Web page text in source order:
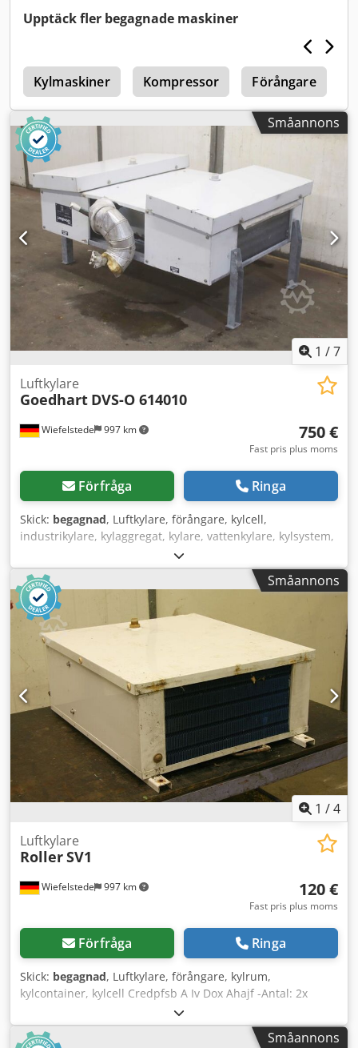
Upptäck fler begagnade maskiner
Kylmaskiner Kompressor Förångare
Småannons
1 /7
Wiefelstede 997 km
Luftkylare
Goedhart DVS-O 614010
750 €
Fast pris plus moms
Förfråga Ringa
Skick: begagnad, Luftkylare, förångare, kylcell,
industrikylare, kylaggregat, kylare, vattenkylare, kylsystem,
kylning, kylrum, kylcontainer, kylcell, värmeväxlare Csdpfx
Aeqva Nyohaorf -Tillverkare: Goedhart, industrikylare typ
DVS-O 614010 -Fläktdiameter: 400 mm -Driftstryck: max 5
bar -Driftstemperatur: max 50°C -Mått: 1410/1170/H700
mm -Vikt: 129 kg
Småannons
1 /4
Wiefelstede 997 km
Luftkylare
RollerSV1
120 €
Fast pris plus moms
Förfråga Ringa
Skick: begagnad, Luftkylare, förångare, kylrum,
kylcontainer, kylcell Credpfsb A Iv Dox Ahajf -Antal: 2x
fläktar 0,58 kW 1200 watt -Vikt: 16 kg
Småannons